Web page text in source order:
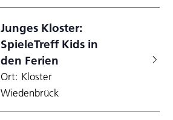
Junges Kloster:
SpieleTreff Kids in
den Ferien
Ort: Kloster
Wiedenbrück